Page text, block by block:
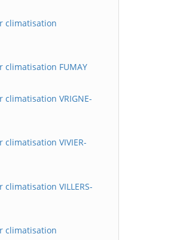
climatisation
climatisation FUMAY
VRIGNE-
VIVIER-
VILLERS-
climatisation